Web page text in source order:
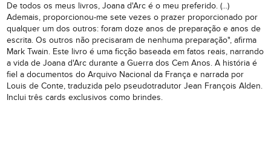
De todos os meus livros, Joana d'Arc é o meu preferido. (...)
Ademais, proporcionou-me sete vezes o prazer proporcionado por
qualquer um dos outros: foram doze anos de preparação e anos de
escrita. Os outros não precisaram de nenhuma preparação", afirma
Mark Twain. Este livro é uma ficção baseada em fatos reais, narrando
a vida de Joana d'Arc durante a Guerra dos Cem Anos. A história é
fiel a documentos do Arquivo Nacional da França e narrada por
Louis de Conte, traduzida pelo pseudotradutor Jean François Alden.
Inclui três cards exclusivos como brindes.